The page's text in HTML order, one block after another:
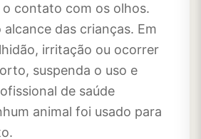
contato com os olhos.
das crianças. Em
irritação ou ocorrer
suspenda o uso e
de saúde
animal foi usado para